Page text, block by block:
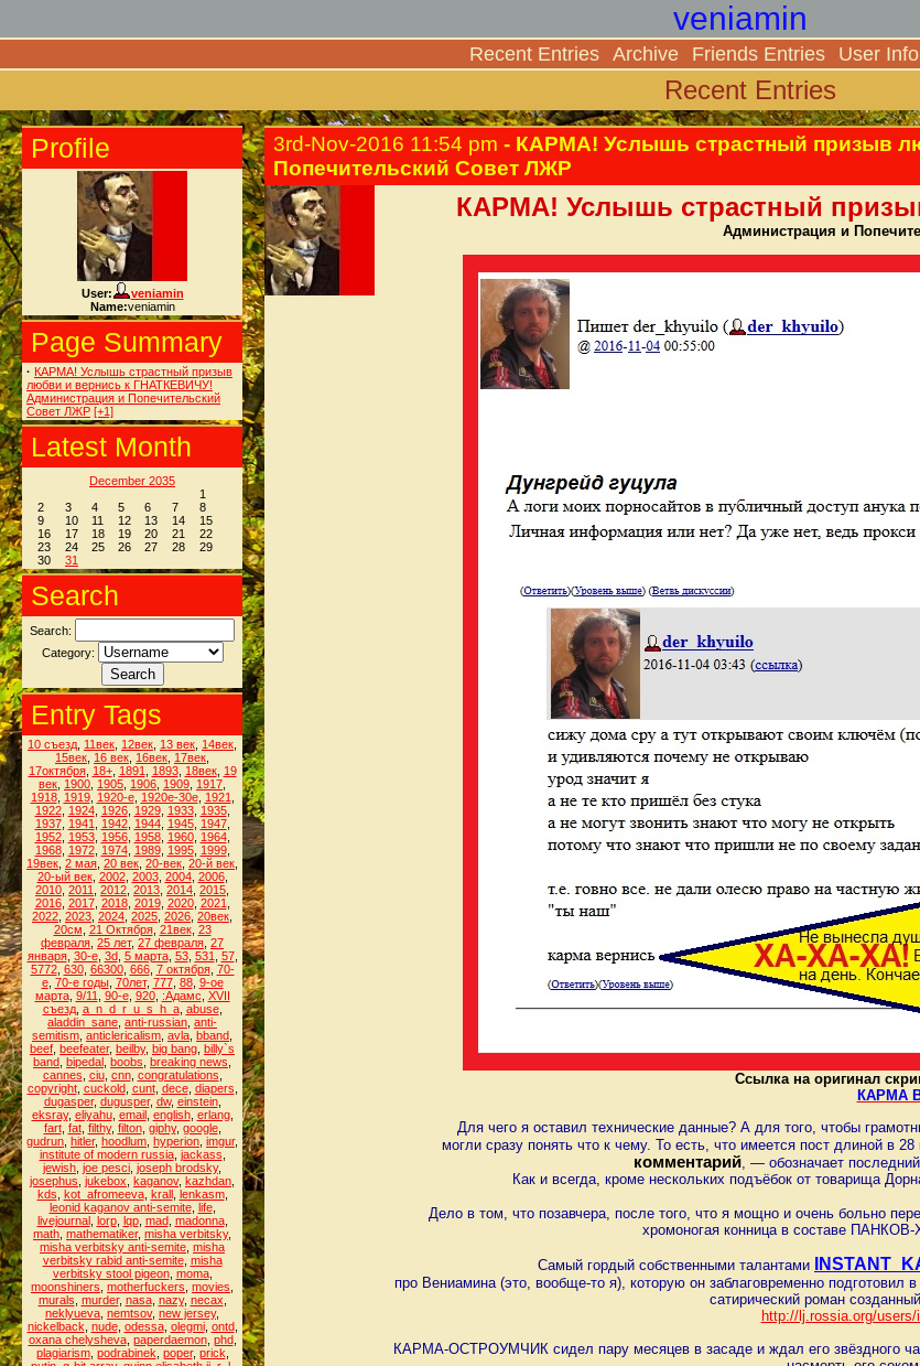
veniamin
Recent Entries Archive Friends Entries User Info
Recent Entries
Profile
User:
veniamin
Name:veniamin
Page Summary
· КАРМА! Услышь страстный призыв
любви и вернись к ГНАТКЕВИЧУ!
Администрация и Попечительский
Совет ЛЖР [+1]
Latest Month
December 2035
1
2
3 4 5 6 7
8
9
10 11 12 13 14
15
16
17 18 19 20 21
22
23
24 25 26 27 28
29
30
31
Search
Search:
Category:
Entry Tags
10 съезд 11век 12век 13 век 14век
15век 16 век 16век 17век
17октября, 18+, 1891 1893, 18век, 19
век 1900 1905 1906 1909 1917
1918, 1919, 1920-е, 1920е-30е, 1921
1922, 1924, 1926, 1929, 1933, 1935,
1937, 1941 1942, 1944, 1945, 1947,
1952, 1953, 1956, 1958, 1960, 1964,
1968, 1972, 1974, 1989, 1995, 1999,
19век 2 мая 20 век 20-век 20-й век
20-ый век, 2002, 2003, 2004, 2006,
2010 2011 2012 2013 2014 2015
2016, 2017, 2018, 2019, 2020, 2021
2022 2023 2024 2025 2026 20век
20см 21 Октября, 21век, 23
февраля 25 лет, 27 февраля 27
января, 30-е, 3d, 5 марта, 53, 531 57,
5772, 630, 66300, 666, 7 октября, 70-
е, 70-е годы, 70лет, 777, 88, 9-ое
марта, 9/11 90-е, 920, :Адамс XVII
съезд, a_n_d_r_u_s_h_a, abuse,
aladdin_sane anti-russian anti-
semitism anticlericalism avla bband
beef beefeater, beilby, big bang billy`s
band bipedal boobs breaking news
cannes ciu, cnn, congratulations
copyright, cuckold, cunt, dece, diapers
dugasper, dugusper, dw, einstein,
eksray, eliyahu, email, english, erlang,
fart, fat, filthy, filton, giphy, google,
gudrun hitler, hoodlum hyperion imgur,
institute of modern russia, jackass
jewish joe pesci joseph brodsky,
josephus jukebox kaganov, kazhdan
kds kot_afromeeva, krall, lenkasm,
leonid kaganov anti-semite, life,
livejournal, lorp, lqp, mad, madonna,
math mathematiker, misha verbitsky,
misha verbitsky anti-semite misha
verbitsky rabid anti-semite, misha
verbitsky stool pigeon, moma,
moonshiners motherfuckers movies
murals murder, nasa, nazy, necax
neklyueva nemtsov, new jersey,
nickelback nude, odessa, olegmi, ontd,
oxana chelysheva, paperdaemon, phd,
plagiarism, podrabinek poper, prick
3rd-Nov-2016 11:54 pm - КАРМА! Услышь страстный призыв
Попечительский Совет ЛЖР
КАРМА! Услышь страстный
Администрация и
Ссылка на оригинал
КАРМА
Для чего я оставил технические данные? А для того, чтобы
могли сразу понять что к чему. То есть, что имеется пост длиной в
комментарий, — обозначает
Как и всегда, кроме нескольких подъёбок от товарища
Дело в том, что позавчера, после того, что я мощно и очень больно
хромоногая конница в составе
Самый гордый собственными талантами
про Вениамина (это, вообще-то я), которую он заблаговременно
сатирический роман
http://lj.rossia.org/
КАРМА-ОСТРОУМЧИК сидел пару месяцев в засаде и ждал его звёздного